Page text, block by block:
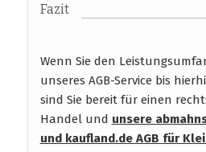
Fazit
Wenn Sie den
unseres AGB-Service bis
sind Sie bereit für einen
Handel und unsere
und kaufland.de AGB für